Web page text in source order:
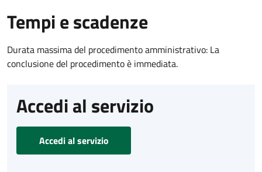
Tempi e scadenze
Durata massima del procedimento amministrativo: La
conclusione del procedimento è immediata.
Accedi al servizio
Accedi al servizio